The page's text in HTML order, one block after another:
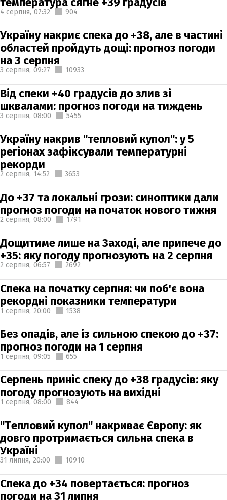
4 серпня, 07:32 904
Україну накриє спека до +38, але в частині
областей пройдуть дощі: прогноз погоди
на 3 серпня
3 серпня, 09:27 10933
Від спеки +40 градусів до злив зі
шквалами: прогноз погоди на тиждень
3 серпня, 08:00 5455
Україну накрив "тепловий купол": у 5
регіонах зафіксували температурні
рекорди
2 серпня, 14:52 3653
До +37 та локальні грози: синоптики дали
прогноз погоди на початок нового тижня
2 серпня, 08:00 1791
Дощитиме лише на Заході, але припече до
+35: яку погоду прогнозують на 2 серпня
2 серпня, 06:57 2692
Спека на початку серпня: чи поб'є вона
рекордні показники температури
1 серпня, 20:00 1538
Без опадів, але із сильною спекою до +37:
прогноз погоди на 1 серпня
1 серпня, 09:05 655
Серпень приніс спеку до +38 градусів: яку
погоду прогнозують на вихідні
1 серпня, 08:00 844
"Тепловий купол" накриває Європу: як
довго протримається сильна спека в
Україні
31 липня, 20:00 10910
Спека до +34 повертається: прогноз
погоди на 31 липня